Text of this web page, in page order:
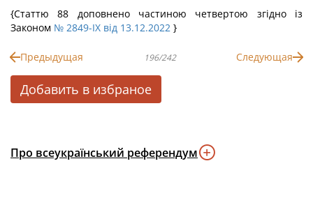
{Статтю 88 доповнено частиною четвертою згідно із
Законом № 2849-IX від 13.12.2022 }
Предыдущая 196/242 Следующая
Добавить в избраное
Про всеукраїнський референдум